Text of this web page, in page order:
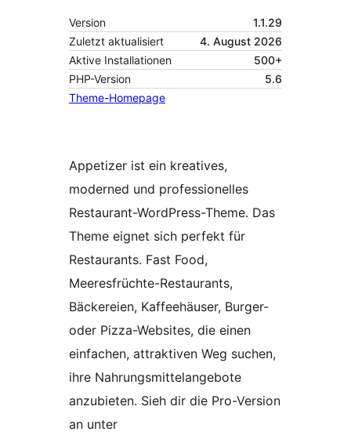
Version
1.1.29
Zuletzt aktualisiert
4. August 2026
Aktive Installationen
500+
PHP-Version
5.6
Theme-Homepage
Appetizer ist ein kreatives,
moderned und professionelles
Restaurant-WordPress-Theme. Das
Theme eignet sich perfekt für
Restaurants. Fast Food,
Meeresfrüchte-Restaurants,
Bäckereien, Kaffeehäuser, Burger-
oder Pizza-Websites, die einen
einfachen, attraktiven Weg suchen,
ihre Nahrungsmittelangebote
anzubieten. Sieh dir die Pro-Version
an unter